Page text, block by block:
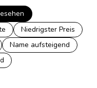
Niedrigster Preis
Name aufsteigend